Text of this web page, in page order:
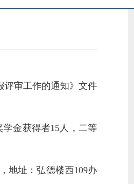
评审工作的通知》文件
金获得者15人，二等
地址：弘德楼西109办